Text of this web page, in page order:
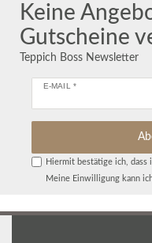
Keine
Gutscheine
Teppich Boss Newsletter
E-MAIL *
Hiermit bestätige ich, dass
Meine Einwilligung kann